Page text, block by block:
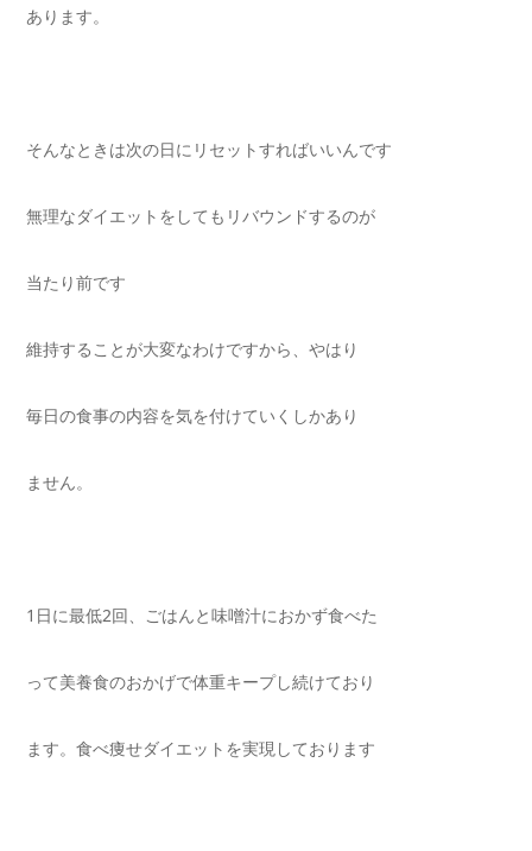
あります。
そんなときは次の日にリセットすればいいんです
無理なダイエットをしてもリバウンドするのが
当たり前です
維持することが大変なわけですから、やはり
毎日の食事の内容を気を付けていくしかあり
ません。
1日に最低2回、ごはんと味噌汁におかず食べた
って美養食のおかげで体重キープし続けており
ます。食べ痩せダイエットを実現しております